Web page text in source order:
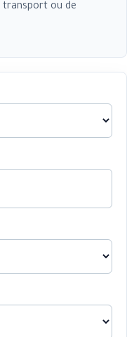
transport ou de